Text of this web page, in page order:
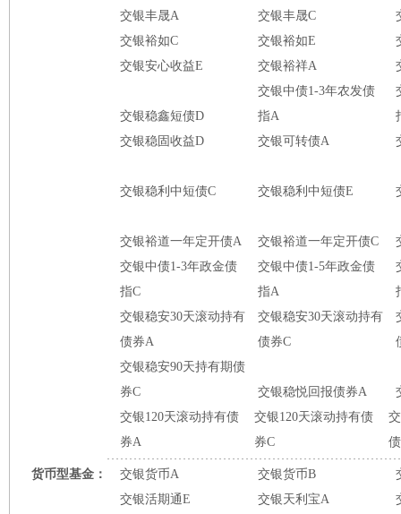
交银丰晟A
交银丰晟C
交银裕如C
交银裕如E
交银安心收益E
交银裕祥A
交银稳鑫短债D
交银中债1-3年农发债
指A
交银稳固收益D
交银可转债A
交银稳利中短债C 交银稳利中短债E
交银裕道一年定开债A 交银裕道一年定开债C
交银中债1-3年政金债
指C
交银中债1-5年政金债
指A
交银稳安30天滚动持有
债券A
交银稳安30天滚动持有
债券C
交银稳安90天持有期债
券C
交银稳悦回报债券A
交银120天滚动持有债
券A
交银120天滚动持有债
券C
货币型基金： 交银货币A 交银货币B
交银活期通E
交银天利宝A